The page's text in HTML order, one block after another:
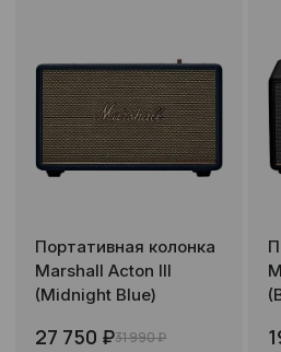
Портативная колонка
Marshall Acton III
(Midnight Blue)
27 750 ₽31 990 ₽